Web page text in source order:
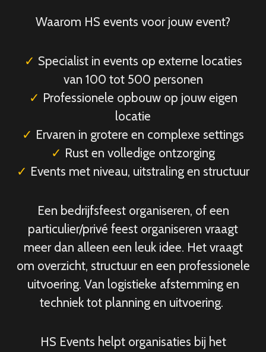
Waarom HS events voor jouw event?
✓ Specialist in events op externe locaties
van 100 tot 500 personen
✓ Professionele opbouw op jouw eigen
locatie
✓ Ervaren in grotere en complexe settings
✓ Rust en volledige ontzorging
✓ Events met niveau, uitstraling en structuur
Een bedrijfsfeest organiseren, of een
particulier/privé feest organiseren vraagt
meer dan alleen een leuk idee. Het vraagt
om overzicht, structuur en een professionele
uitvoering. Van logistieke afstemming en
techniek tot planning en uitvoering.
HS Events helpt organisaties bij het